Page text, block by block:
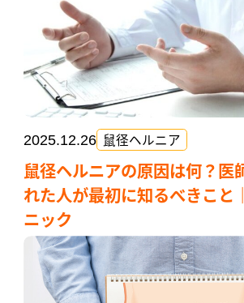
2025.12.26 鼠径ヘルニア
鼠径ヘルニアの原因は何？医
れた人が最初に知るべきこと
ニック